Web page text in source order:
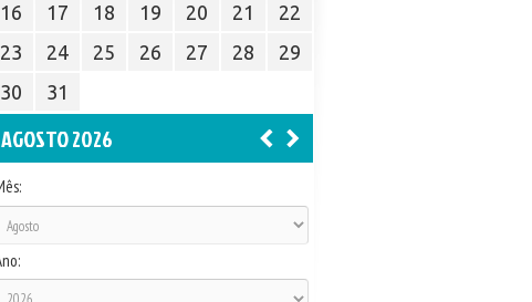
16
17 18 19 20 21
22
23
24 25 26 27 28
29
30
31
AGOSTO 2026